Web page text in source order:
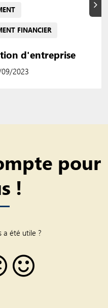
FINANCIER
d'entreprise
2023
pour
!
a été utile ?